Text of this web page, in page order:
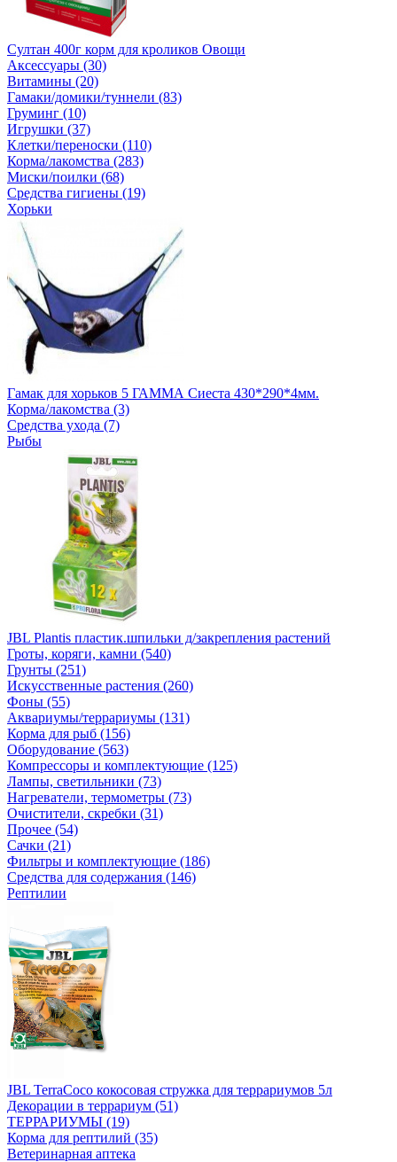
Султан 400г корм для кроликов Овощи
Аксессуары (30)
Витамины (20)
Гамаки/домики/туннели (83)
Груминг (10)
Игрушки (37)
Клетки/переноски (110)
Корма/лакомства (283)
Миски/поилки (68)
Средства гигиены (19)
Хорьки
Гамак для хорьков 5 ГАММА Сиеста 430*290*4мм.
Корма/лакомства (3)
Средства ухода (7)
Рыбы
JBL Plantis пластик.шпильки д/закрепления растений
Гроты, коряги, камни (540)
Грунты (251)
Искусственные растения (260)
Фоны (55)
Аквариумы/террариумы (131)
Корма для рыб (156)
Оборудование (563)
Компрессоры и комплектующие (125)
Лампы, светильники (73)
Нагреватели, термометры (73)
Очистители, скребки (31)
Прочее (54)
Сачки (21)
Фильтры и комплектующие (186)
Средства для содержания (146)
Рептилии
JBL TerraCoco кокосовая стружка для террариумов 5л
Декорации в террариум (51)
ТЕРРАРИУМЫ (19)
Корма для рептилий (35)
Ветеринарная аптека